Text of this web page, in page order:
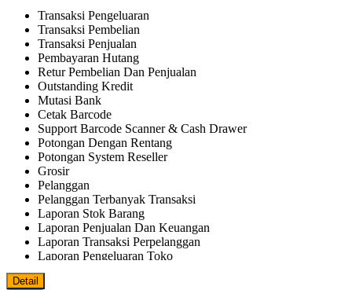
Transaksi Pengeluaran
Transaksi Pembelian
Transaksi Penjualan
Pembayaran Hutang
Retur Pembelian Dan Penjualan
Outstanding Kredit
Mutasi Bank
Cetak Barcode
Support Barcode Scanner & Cash Drawer
Potongan Dengan Rentang
Potongan System Reseller
Grosir
Pelanggan
Pelanggan Terbanyak Transaksi
Laporan Stok Barang
Laporan Penjualan Dan Keuangan
Laporan Transaksi Perpelanggan
Laporan Pengeluaran Toko
Laporan Fee Marketer
Detail